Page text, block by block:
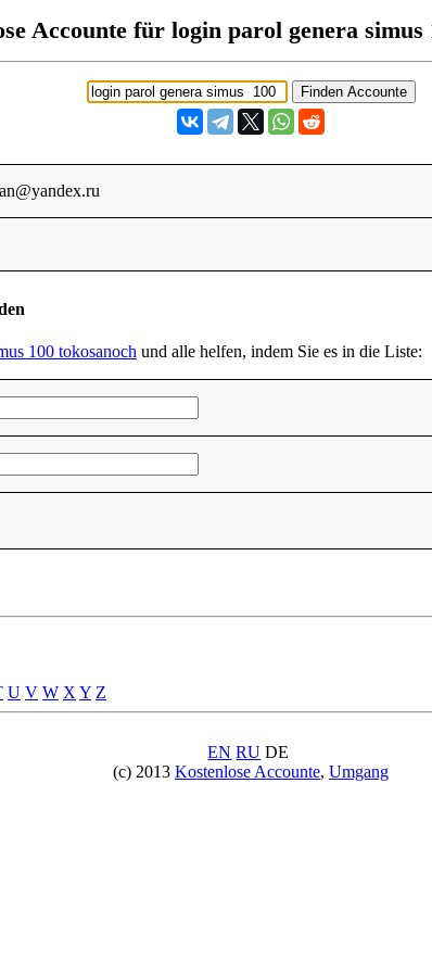
Accounte für login parol genera simus
100 tokosanoch und alle helfen, indem Sie es in die Liste:
U V W XY Z
EN RU DE
(c) 2013 Kostenlose Accounte, Umgang